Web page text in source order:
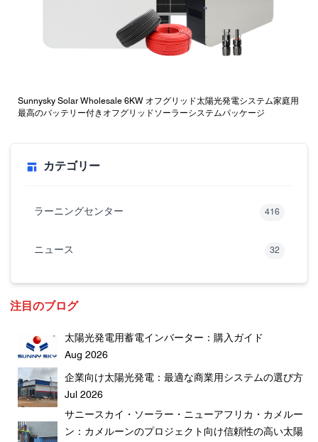
Sunnysky Solar Wholesale 6KW オフグリッド太陽光発電システム家庭用
最高のバッテリー付きオフグリッドソーラーシステムパッケージ
カテゴリー
ラーニングセンター 416
ニュース 32
注目のブログ
太陽光発電用蓄電インバーター：購入ガイド
Aug 2026
企業向け太陽光発電：最適な商業用システムの選び方
Jul 2026
サニースカイ・ソーラー・ニューアフリカ・カメルー
ン：カメルーンのプロジェクト向け信頼性の高い太陽